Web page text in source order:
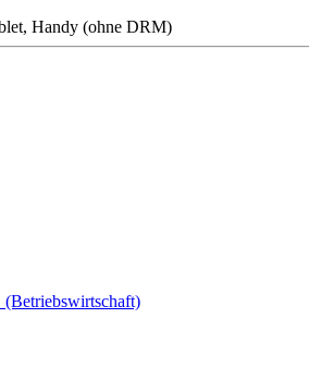
Handy (ohne DRM)